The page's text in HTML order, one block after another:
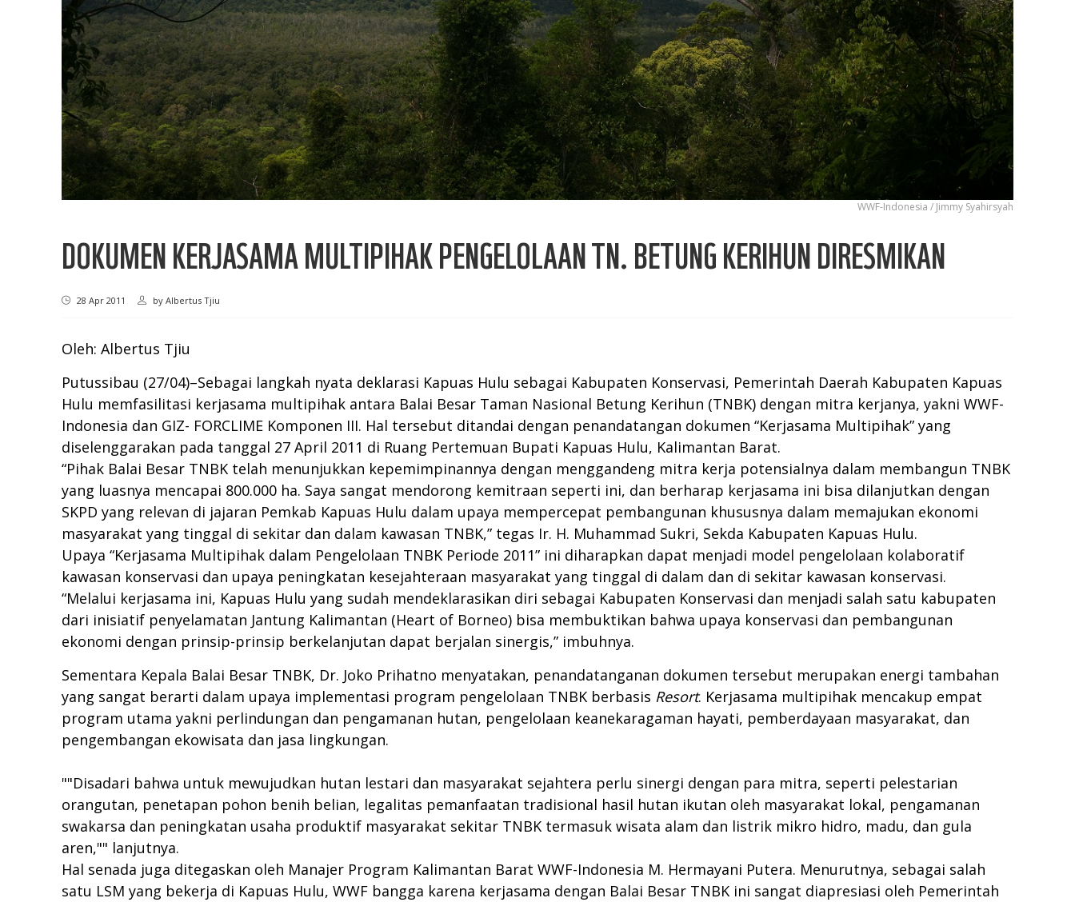
WWF-Indonesia / Jimmy Syahirsyah
DOKUMEN KERJASAMA MULTIPIHAK PENGELOLAAN TN. BETUNG KERIHUN DIRESMIKAN
28 Apr 2011 by Albertus Tjiu
Oleh: Albertus Tjiu
Putussibau (27/04)–Sebagai langkah nyata deklarasi Kapuas Hulu sebagai Kabupaten Konservasi, Pemerintah Daerah Kabupaten Kapuas
Hulu memfasilitasi kerjasama multipihak antara Balai Besar Taman Nasional Betung Kerihun (TNBK) dengan mitra kerjanya, yakni WWF-
Indonesia dan GIZ- FORCLIME Komponen III. Hal tersebut ditandai dengan penandatangan dokumen “Kerjasama Multipihak” yang
diselenggarakan pada tanggal 27 April 2011 di Ruang Pertemuan Bupati Kapuas Hulu, Kalimantan Barat.
“Pihak Balai Besar TNBK telah menunjukkan kepemimpinannya dengan menggandeng mitra kerja potensialnya dalam membangun TNBK
yang luasnya mencapai 800.000 ha. Saya sangat mendorong kemitraan seperti ini, dan berharap kerjasama ini bisa dilanjutkan dengan
SKPD yang relevan di jajaran Pemkab Kapuas Hulu dalam upaya mempercepat pembangunan khususnya dalam memajukan ekonomi
masyarakat yang tinggal di sekitar dan dalam kawasan TNBK,” tegas Ir. H. Muhammad Sukri, Sekda Kabupaten Kapuas Hulu.
Upaya “Kerjasama Multipihak dalam Pengelolaan TNBK Periode 2011” ini diharapkan dapat menjadi model pengelolaan kolaboratif
kawasan konservasi dan upaya peningkatan kesejahteraan masyarakat yang tinggal di dalam dan di sekitar kawasan konservasi.
“Melalui kerjasama ini, Kapuas Hulu yang sudah mendeklarasikan diri sebagai Kabupaten Konservasi dan menjadi salah satu kabupaten
dari inisiatif penyelamatan Jantung Kalimantan (Heart of Borneo) bisa membuktikan bahwa upaya konservasi dan pembangunan
ekonomi dengan prinsip-prinsip berkelanjutan dapat berjalan sinergis,” imbuhnya.
Sementara Kepala Balai Besar TNBK, Dr. Joko Prihatno menyatakan, penandatanganan dokumen tersebut merupakan energi tambahan
yang sangat berarti dalam upaya implementasi program pengelolaan TNBK berbasis Resort. Kerjasama multipihak mencakup empat
program utama yakni perlindungan dan pengamanan hutan, pengelolaan keanekaragaman hayati, pemberdayaan masyarakat, dan
pengembangan ekowisata dan jasa lingkungan.
""Disadari bahwa untuk mewujudkan hutan lestari dan masyarakat sejahtera perlu sinergi dengan para mitra, seperti pelestarian
orangutan, penetapan pohon benih belian, legalitas pemanfaatan tradisional hasil hutan ikutan oleh masyarakat lokal, pengamanan
swakarsa dan peningkatan usaha produktif masyarakat sekitar TNBK termasuk wisata alam dan listrik mikro hidro, madu, dan gula
aren,"" lanjutnya.
Hal senada juga ditegaskan oleh Manajer Program Kalimantan Barat WWF-Indonesia M. Hermayani Putera. Menurutnya, sebagai salah
satu LSM yang bekerja di Kapuas Hulu, WWF bangga karena kerjasama dengan Balai Besar TNBK ini sangat diapresiasi oleh Pemerintah